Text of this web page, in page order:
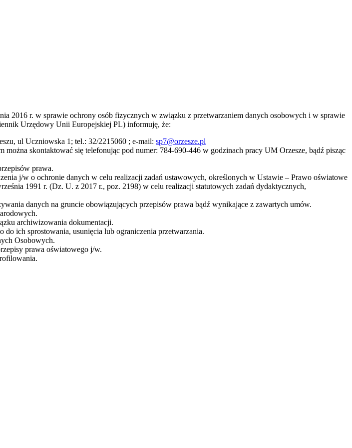
2016 r. w sprawie ochrony osób fizycznych w związku z przetwarzaniem danych osobowych i w sprawie
Urzędowy Unii Europejskiej PL) informuję, że:
ul Uczniowska 1; tel.: 32/2215060 ; e-mail: sp7@orzesze.pl
skontaktować się telefonując pod numer: 784-690-446 w godzinach pracy UM Orzesze, bądź pisząc
prawa.
j/w o ochronie danych w celu realizacji zadań ustawowych, określonych w Ustawie – Prawo oświatowe
1991 r. (Dz. U. z 2017 r., poz. 2198) w celu realizacji statutowych zadań dydaktycznych,
danych na gruncie obowiązujących przepisów prawa bądź wynikające z zawartych umów.
archiwizowania dokumentacji.
ich sprostowania, usunięcia lub ograniczenia przetwarzania.
Osobowych.
prawa oświatowego j/w.